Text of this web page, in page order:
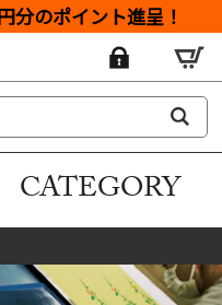
分のポイント進呈！
CATEGORY